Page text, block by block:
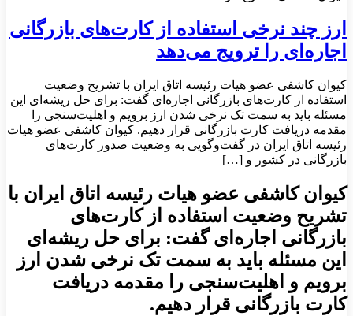
ارز چند نرخی استفاده از کارت‌های بازرگانی
اجاره‌ای را ترویج می‌دهد
کیوان کاشفی عضو هیات رئیسه اتاق ایران با تشریح وضعیت
استفاده از کارت‌های بازرگانی اجاره‌ای گفت: برای حل ریشه‌ای این
مسئله باید به سمت تک نرخی شدن ارز برویم و اهلیت‌سنجی را
مقدمه دریافت کارت بازرگانی قرار دهیم. کیوان کاشفی عضو هیات
رئیسه اتاق ایران در گفت‌وگویی به وضعیت صدور کارت‌های
بازرگانی در کشور و […]
کیوان کاشفی عضو هیات رئیسه اتاق ایران با
تشریح وضعیت استفاده از کارت‌های
بازرگانی اجاره‌ای گفت: برای حل ریشه‌ای
این مسئله باید به سمت تک نرخی شدن ارز
برویم و اهلیت‌سنجی را مقدمه دریافت
کارت بازرگانی قرار دهیم.